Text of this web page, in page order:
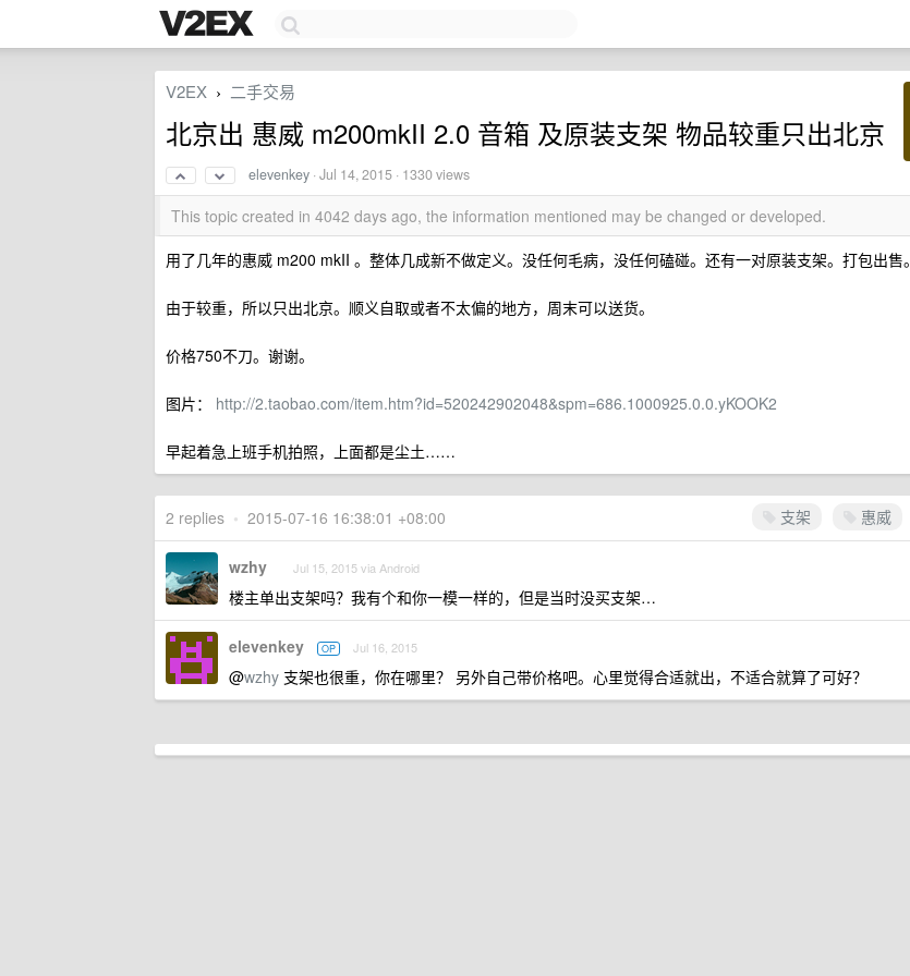
V2EX › 二手交易
北京出 惠威 m200mkII 2.0 音箱 及原装支架 物品较重只出北京
elevenkey ·Jul 14, 2015 · 1330 views
This topic created in 4042 days ago, the information mentioned may be changed or developed.
用了几年的惠威 m200 mkII 。整体几成新不做定义。没任何毛病，没任何磕碰。还有一对原装支架。打包出售。
由于较重，所以只出北京。顺义自取或者不太偏的地方，周末可以送货。
价格750不刀。谢谢。
图片： http://2.taobao.com/item.htm?id=520242902048&spm=686.1000925.0.0.yKOOK2
早起着急上班手机拍照，上面都是尘土……
支架 惠威
2 replies • 2015-07-16 16:38:01 +08:00
wzhy Jul 15, 2015 via Android
楼主单出支架吗？我有个和你一模一样的，但是当时没买支架…
elevenkey OP Jul 16, 2015
@wzhy 支架也很重，你在哪里？ 另外自己带价格吧。心里觉得合适就出，不适合就算了可好？